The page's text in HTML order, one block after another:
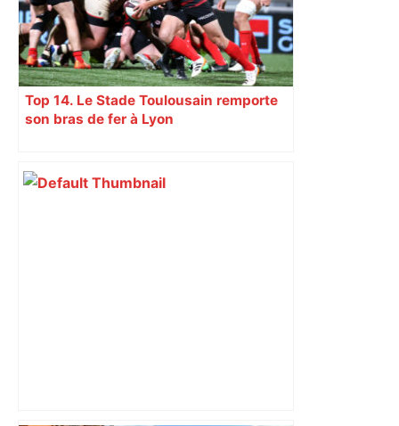
Top 14. Le Stade Toulousain remporte
son bras de fer à Lyon